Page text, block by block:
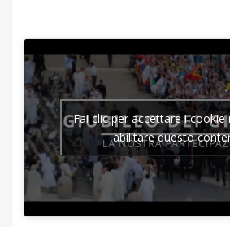
Fai clic per accettare i cookie
abilitare questo